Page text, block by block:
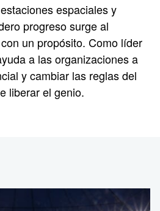
espaciales y
progreso surge al
un propósito. Como líder
a las organizaciones a
y cambiar las reglas del
liberar el genio.